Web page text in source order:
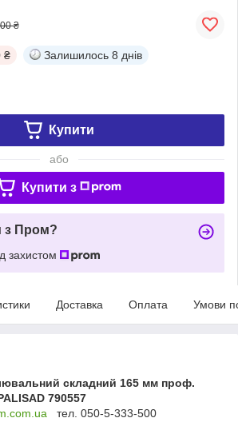
₴
₴ Залишилось 8 днів
Купити
або
Купити з
з Пром?
захистом
Доставка Оплата Умови
складний 165 мм проф.
790557
a тел. 050-5-333-500